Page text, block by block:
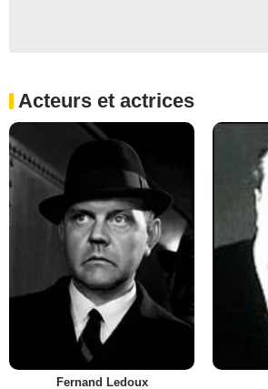
Acteurs et actrices
Fernand Ledoux